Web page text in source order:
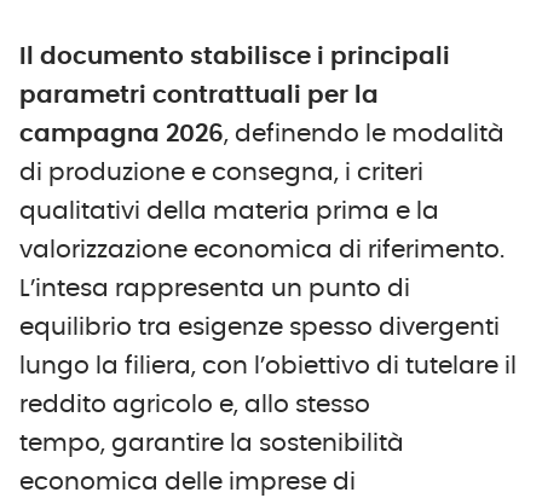
Il documento stabilisce i principali
parametri contrattuali per la
campagna 2026, definendo le modalità
di produzione e consegna, i criteri
qualitativi della materia prima e la
valorizzazione economica di riferimento.
L’intesa rappresenta un punto di
equilibrio tra esigenze spesso divergenti
lungo la filiera, con l’obiettivo di tutelare il
reddito agricolo e, allo stesso
tempo, garantire la sostenibilità
economica delle imprese di